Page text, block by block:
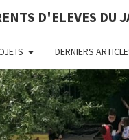
D'ELEVES DU
DERNIERS